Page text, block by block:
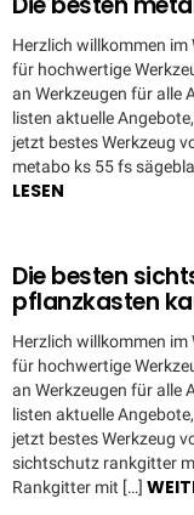
Herzlich willkommen im
für hochwertige
an Werkzeugen für alle
listen aktuelle
jetzt bestes Werkzeug
metabo ks 55 fs
LESEN
Die besten
pflanzkasten
Herzlich willkommen im
für hochwertige
an Werkzeugen für alle
listen aktuelle
jetzt bestes Werkzeug
sichtschutz rankgitter
Rankgitter mit […]